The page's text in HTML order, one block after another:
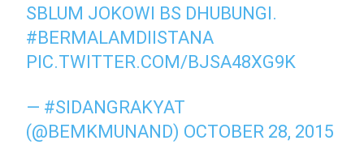
SBLUM JOKOWI BS DHUBUNGI.
#BERMALAMDIISTANA
PIC.TWITTER.COM/BJSA48XG9K
— #SIDANGRAKYAT
(@BEMKMUNAND) OCTOBER 28, 2015